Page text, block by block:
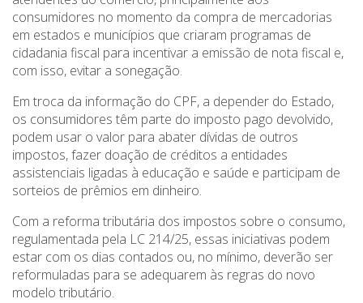
consumidores no momento da compra de mercadorias
em estados e municípios que criaram programas de
cidadania fiscal para incentivar a emissão de nota fiscal e,
com isso, evitar a sonegação.
Em troca da informação do CPF, a depender do Estado,
os consumidores têm parte do imposto pago devolvido,
podem usar o valor para abater dívidas de outros
impostos, fazer doação de créditos a entidades
assistenciais ligadas à educação e saúde e participam de
sorteios de prêmios em dinheiro.
Com a reforma tributária dos impostos sobre o consumo,
regulamentada pela LC 214/25, essas iniciativas podem
estar com os dias contados ou, no mínimo, deverão ser
reformuladas para se adequarem às regras do novo
modelo tributário.